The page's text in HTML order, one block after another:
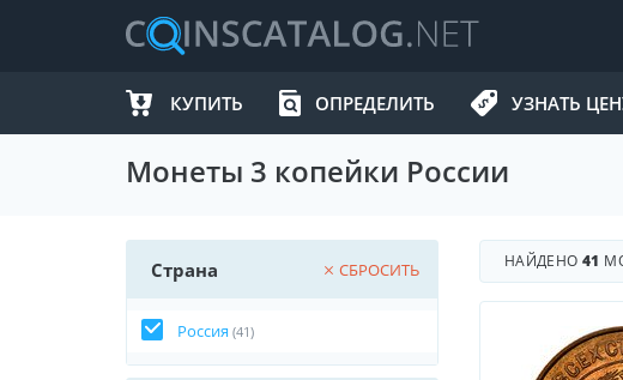
КУПИТЬ ОПРЕДЕЛИТЬ УЗНАТЬ
Монеты 3 копейки России
Страна СБРОСИТЬ
Россия (41)
НАЙДЕНО41